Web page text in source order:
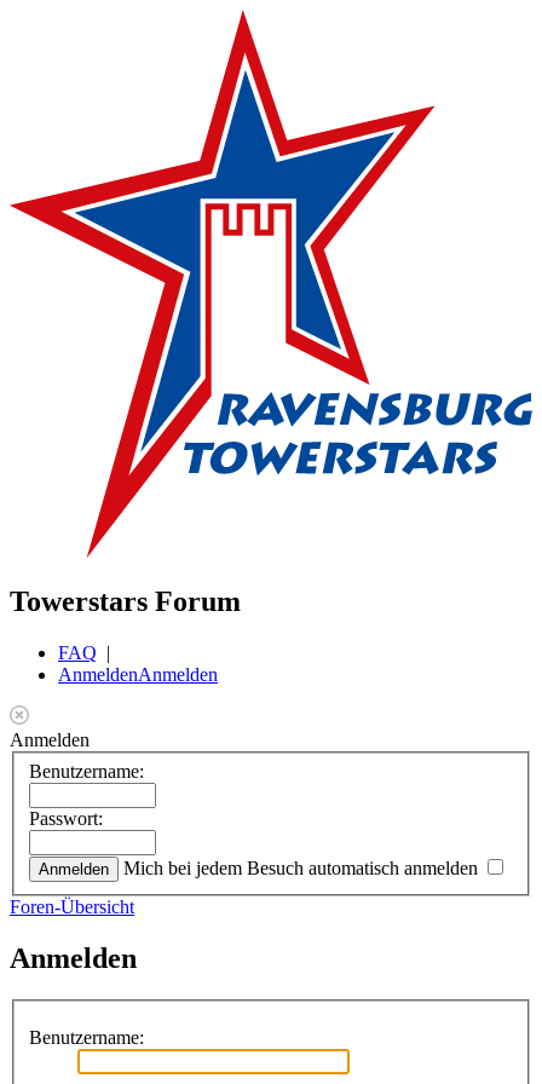
Towerstars Forum
FAQ |
AnmeldenAnmelden
Anmelden
Benutzername:
Passwort:
Mich bei jedem Besuch automatisch anmelden
Foren-Übersicht
Anmelden
Benutzername: